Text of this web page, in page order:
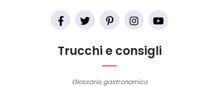
Trucchi e consigli
Glossario gastronomico